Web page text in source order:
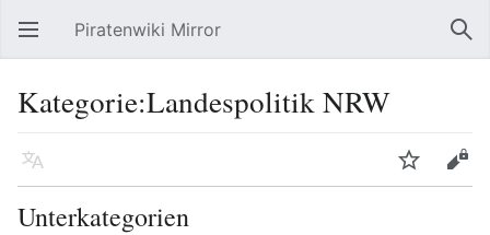
Hauptmenü öffnen Piratenwiki Mirror
Kategorie:Landespolitik NRW
Sprache Beobachten Bearbeiten
Unterkategorien